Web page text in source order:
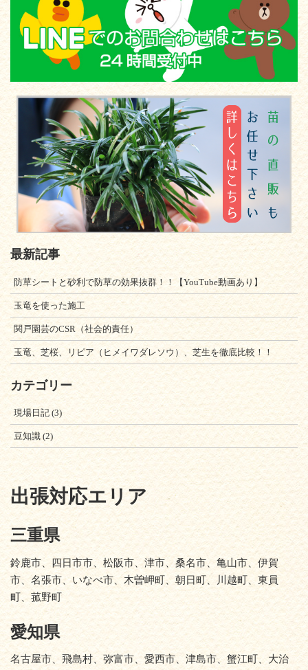
最新記事
防草シートと砂利で防草の効果抜群！！【YouTube動画あり】
玉竜を使った施工
関戸園芸のCSR（社会的責任）
玉竜、芝桜、リピア（ヒメイワダレソウ）、芝生を徹底比較！！
カテゴリー
現場日記 (3)
豆知識 (2)
出張対応エリア
三重県
鈴鹿市、四日市市、松阪市、津市、桑名市、亀山市、伊賀
市、名張市、いなべ市、木曽岬町、朝日町、川越町、東員
町、菰野町
愛知県
名古屋市、飛島村、弥富市、愛西市、津島市、蟹江町、大治